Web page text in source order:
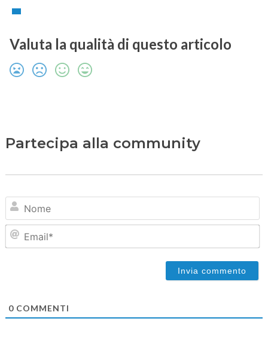
Valuta la qualità di questo articolo
Partecipa alla community
0COMMENTI